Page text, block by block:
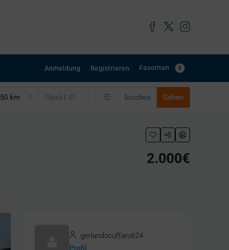
Anmeldung Registrieren Favoriten 0
50 km löschen Gehen
2.000€
gerlandocuffaro624
Profil